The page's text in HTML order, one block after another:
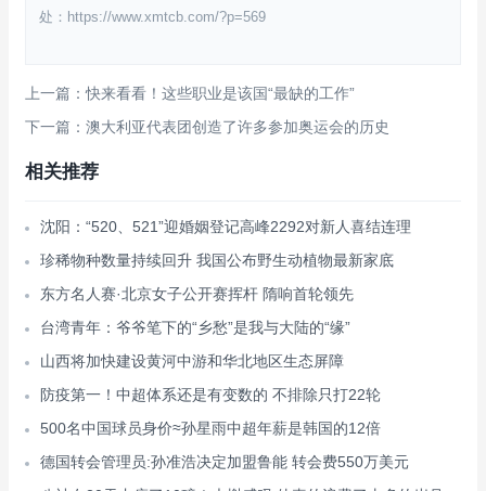
处：https://www.xmtcb.com/?p=569
上一篇：快来看看！这些职业是该国“最缺的工作”
下一篇：澳大利亚代表团创造了许多参加奥运会的历史
相关推荐
沈阳：“520、521”迎婚姻登记高峰2292对新人喜结连理
珍稀物种数量持续回升 我国公布野生动植物最新家底
东方名人赛·北京女子公开赛挥杆 隋响首轮领先
台湾青年：爷爷笔下的“乡愁”是我与大陆的“缘”
山西将加快建设黄河中游和华北地区生态屏障
防疫第一！中超体系还是有变数的 不排除只打22轮
500名中国球员身价≈孙星雨中超年薪是韩国的12倍
德国转会管理员:孙准浩决定加盟鲁能 转会费550万美元